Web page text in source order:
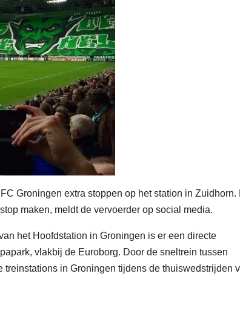
Groningen extra stoppen op het station in Zuidhorn.
maken, meldt de vervoerder op social media.
het Hoofdstation in Groningen is er een directe
vlakbij de Euroborg. Door de sneltrein tussen
in Groningen tijdens de thuiswedstrijden